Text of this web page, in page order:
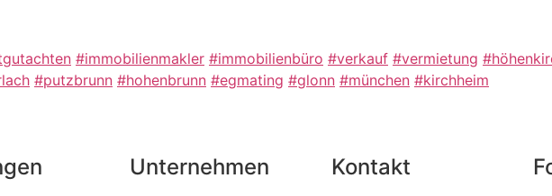
#immobilienmakler #immobilienbüro #verkauf #vermietung
#putzbrunn #hohenbrunn #egmating #glonn #münchen #kirchheim
Unternehmen Kontakt